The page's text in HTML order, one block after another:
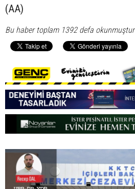
(AA)
Bu haber toplam 1392 defa okunmuştur